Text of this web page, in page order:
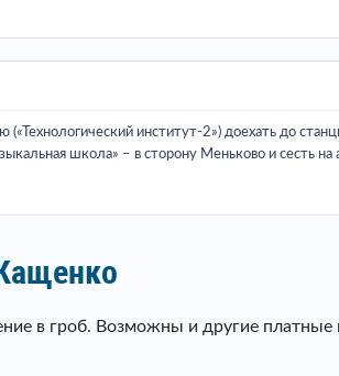
институт-2») доехать до
школа» – в сторону Меньково и
в гроб. Возможны и другие